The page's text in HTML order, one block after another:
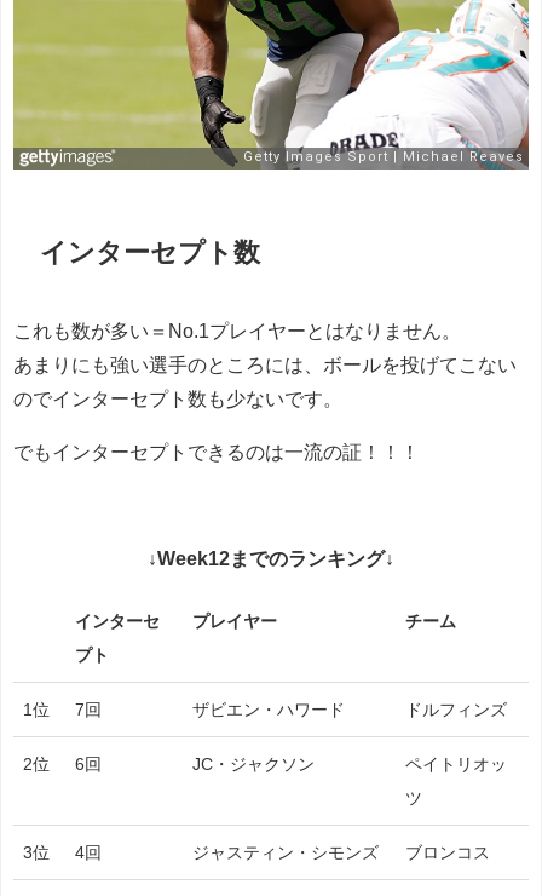
インターセプト数
これも数が多い＝No.1プレイヤーとはなりません。
あまりにも強い選手のところには、ボールを投げてこない
のでインターセプト数も少ないです。
でもインターセプトできるのは一流の証！！！
↓Week12までのランキング↓
インターセ
プト
プレイヤー チーム
インターセ
プト
プレイヤー チーム
1位 7回 ザビエン・ハワード ドルフィンズ
2位 6回 JC・ジャクソン
ペイトリオッ
ツ
3位 4回 ジャスティン・シモンズ ブロンコス